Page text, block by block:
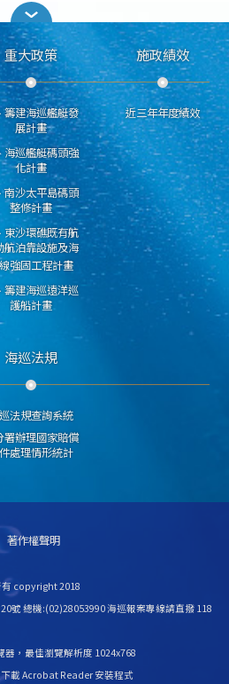
重大政策
籌建海巡艦艇發
展計畫
海巡艦艇碼頭強
化計畫
南沙太平島碼頭
整修計畫
東沙環礁既有航
航泊靠設施及海
強固工程計畫
籌建海巡遠洋巡
護船計畫
施政績效
近三年年度績效
海巡法規
法規查詢系統
署辦理國家賠償
處理情形統計
著作權聲明
copyright 2018
號 總機:(02)28053990 海巡報案專線請直撥 118
器，最佳瀏覽解析度 1024x768
載 Acrobat Reader 安裝程式